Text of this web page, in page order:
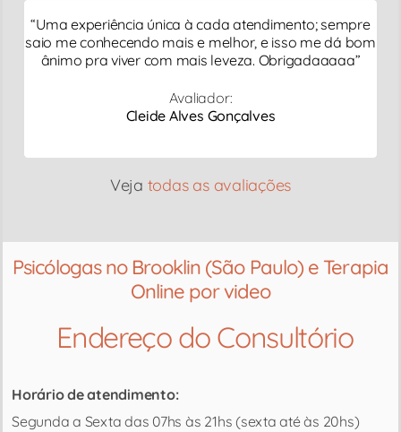
“Uma experiência única à cada atendimento; sempre
saio me conhecendo mais e melhor, e isso me dá bom
ânimo pra viver com mais leveza. Obrigadaaaaa”
Avaliador:
Cleide Alves Gonçalves
Veja todas as avaliações
Psicólogas no Brooklin (São Paulo) e Terapia
Online por video
Endereço do Consultório​
Horário de atendimento:
Segunda a Sexta das 07hs às 21hs (sexta até às 20hs)